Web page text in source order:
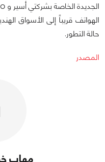
الهواتف قريباً إلى الأسواق
حالة التطور.
المصدر
مهاب